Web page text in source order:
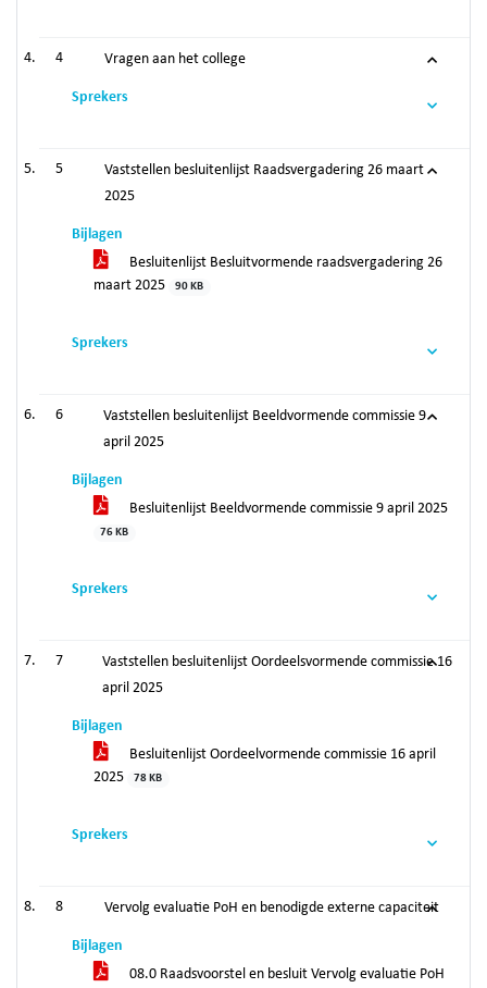
4 Vragen aan het college
Sprekers
5
Vaststellen besluitenlijst Raadsvergadering 26 maart
2025
Bijlagen
Besluitenlijst Besluitvormende raadsvergadering 26
maart 2025
90 KB
Sprekers
6
Vaststellen besluitenlijst Beeldvormende commissie 9
april 2025
Bijlagen
Besluitenlijst Beeldvormende commissie 9 april 2025
76 KB
Sprekers
7
Vaststellen besluitenlijst Oordeelsvormende commissie 16
april 2025
Bijlagen
Besluitenlijst Oordeelvormende commissie 16 april
2025
78 KB
Sprekers
8 Vervolg evaluatie PoH en benodigde externe capaciteit
Bijlagen
08.0 Raadsvoorstel en besluit Vervolg evaluatie PoH